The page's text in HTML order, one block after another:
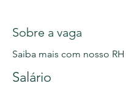
Sobre a vaga
Saiba mais com nosso RH
Salário